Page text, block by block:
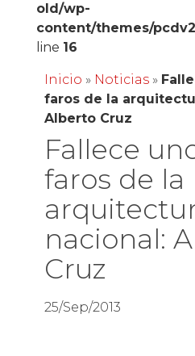
old/wp-
content/themes/
line 16
Inicio » Noticias»
faros de la
Alberto Cruz
Fallece
faros de la
nacional:
Cruz
25/Sep/2013